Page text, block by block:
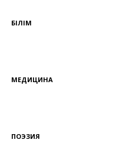
БІЛІМ
МЕДИЦИНА
ПОЭЗИЯ